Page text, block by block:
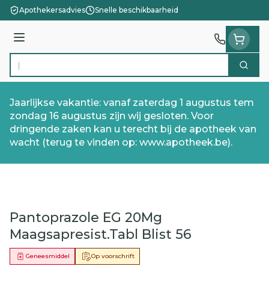
Ga naar de inhoud
Apothekersadvies Snelle beschikbaarheid
Menu
Product, merk, categorie... Zoek
Jaarlijkse vakantie: vanaf zaterdag 1 augustus tem
zondag 16 augustus zijn wij gesloten. Voor
dringende zaken kan u terecht bij de apotheek van
wacht (terug te vinden op: www.apotheek.be).
Pantoprazole EG 20Mg
Maagsapresist.Tabl Blist 56
Op voorschrift
Geneesmiddel